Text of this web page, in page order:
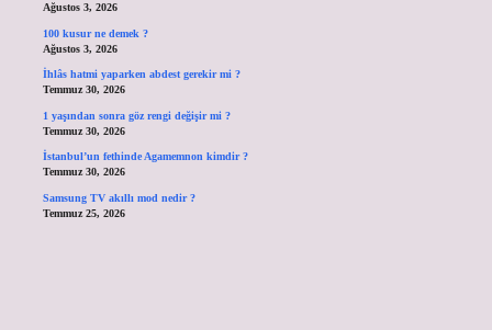
Ağustos 3, 2026
100 kusur ne demek ?
Ağustos 3, 2026
İhlâs hatmi yaparken abdest gerekir mi ?
Temmuz 30, 2026
1 yaşından sonra göz rengi değişir mi ?
Temmuz 30, 2026
İstanbul’un fethinde Agamemnon kimdir ?
Temmuz 30, 2026
Samsung TV akıllı mod nedir ?
Temmuz 25, 2026